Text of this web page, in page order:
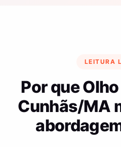
LEITURA
Por que
Cunhãs/MA